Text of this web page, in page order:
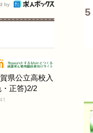
by
県公立高校入
正答)2/2